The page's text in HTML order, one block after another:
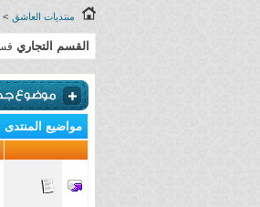
منتديات العاشق >
القسم التجاري
مواضيع المنتدى